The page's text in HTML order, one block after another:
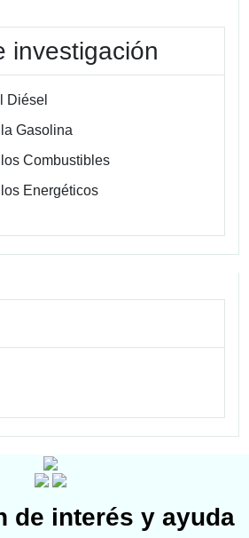
investigación
Diésel
Gasolina
Combustibles
Energéticos
de interés y ayuda